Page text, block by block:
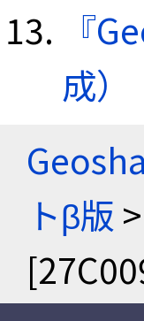
『
成）
トβ版 >